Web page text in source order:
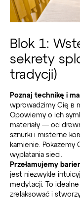
Blok 1:
sekrety
tradycji)
Poznaj technikę i
wprowadzimy Cię в
Opowiemy o ich
materiały — od
sznurki i misterne
kamienie.
wyplatania sieci.
Przełamujemy
jest niezwykle
medytacji. To
zrelaksować i